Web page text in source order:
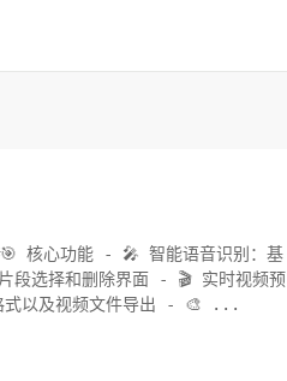
段选择和删除界面 - 🎬 实时视频预
式以及视频文件导出 - 🎨 ...